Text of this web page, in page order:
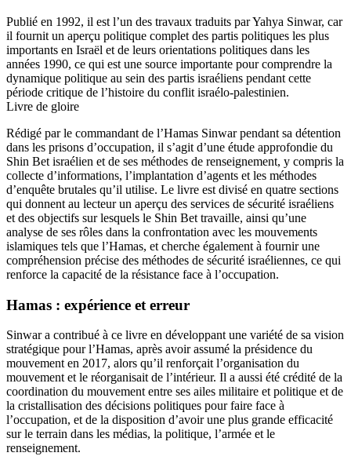
Publié en 1992, il est l’un des travaux traduits par Yahya Sinwar, car
il fournit un aperçu politique complet des partis politiques les plus
importants en Israël et de leurs orientations politiques dans les
années 1990, ce qui est une source importante pour comprendre la
dynamique politique au sein des partis israéliens pendant cette
période critique de l’histoire du conflit israélo-palestinien.
Livre de gloire
Rédigé par le commandant de l’Hamas Sinwar pendant sa détention
dans les prisons d’occupation, il s’agit d’une étude approfondie du
Shin Bet israélien et de ses méthodes de renseignement, y compris la
collecte d’informations, l’implantation d’agents et les méthodes
d’enquête brutales qu’il utilise. Le livre est divisé en quatre sections
qui donnent au lecteur un aperçu des services de sécurité israéliens
et des objectifs sur lesquels le Shin Bet travaille, ainsi qu’une
analyse de ses rôles dans la confrontation avec les mouvements
islamiques tels que l’Hamas, et cherche également à fournir une
compréhension précise des méthodes de sécurité israéliennes, ce qui
renforce la capacité de la résistance face à l’occupation.
Hamas : expérience et erreur
Sinwar a contribué à ce livre en développant une variété de sa vision
stratégique pour l’Hamas, après avoir assumé la présidence du
mouvement en 2017, alors qu’il renforçait l’organisation du
mouvement et le réorganisait de l’intérieur. Il a aussi été crédité de la
coordination du mouvement entre ses ailes militaire et politique et de
la cristallisation des décisions politiques pour faire face à
l’occupation, et de la disposition d’avoir une plus grande efficacité
sur le terrain dans les médias, la politique, l’armée et le
renseignement.